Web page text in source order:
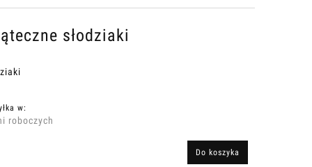
słodziaki
w:
roboczych
Do koszyka